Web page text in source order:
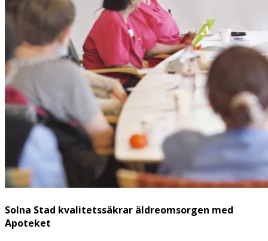
Solna Stad kvalitetssäkrar äldreomsorgen med
Apoteket